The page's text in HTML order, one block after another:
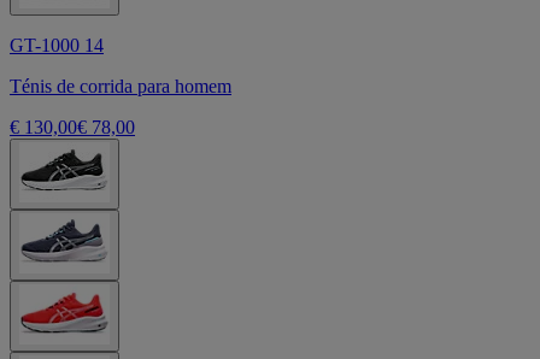
GT-1000 14
Ténis de corrida para homem
€ 130,00€ 78,00